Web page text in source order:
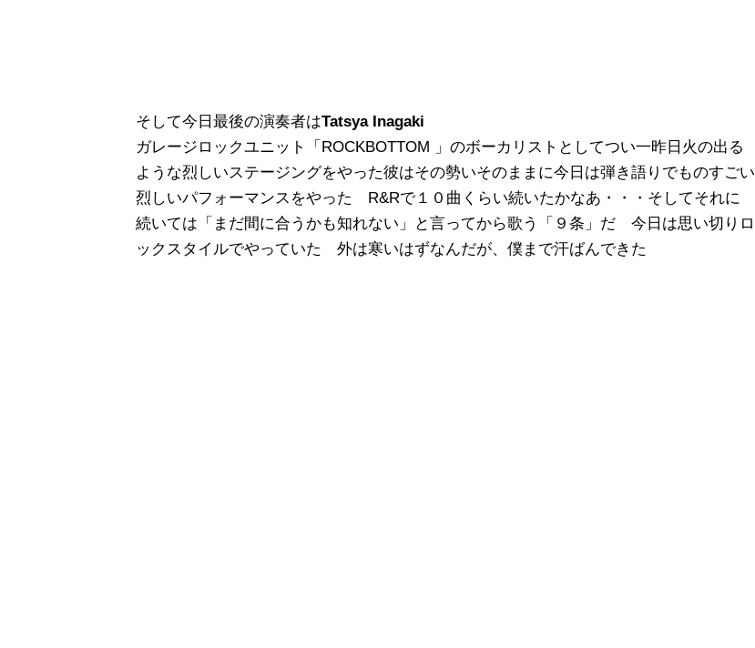
そして今日最後の演奏者はTatsya Inagaki
ガレージロックユニット「ROCKBOTTOM 」のボーカリストとしてつい一昨日火の出る
ような烈しいステージングをやった彼はその勢いそのままに今日は弾き語りでものすごい
烈しいパフォーマンスをやった R&Rで１０曲くらい続いたかなあ・・・そしてそれに
続いては「まだ間に合うかも知れない」と言ってから歌う「９条」だ 今日は思い切りロ
ックスタイルでやっていた 外は寒いはずなんだが、僕まで汗ばんできた